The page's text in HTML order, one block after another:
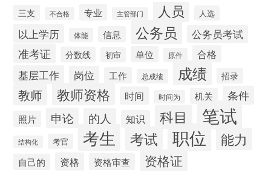
三支 不合格 专业 主管部门 人员 人选
以上学历 体能 信息 公务员 公务员考试
准考证 分数线 初审 单位 原件 合格
基层工作 岗位 工作 总成绩 成绩 招录
教师 教师资格 时间 时间为 机关 条件
照片 申论 的人 知识 科目 笔试
结构化 考官 考生 考试 职位 能力
自己的 资格 资格审查 资格证